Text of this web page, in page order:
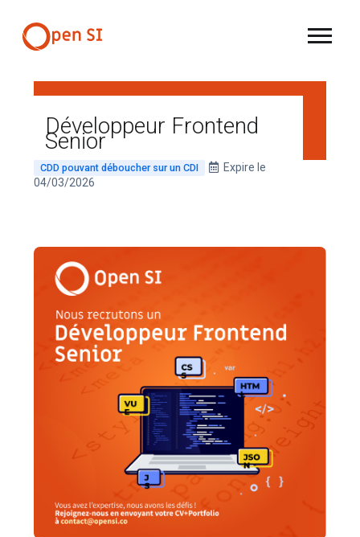
Développeur Frontend
Senior
CDD pouvant déboucher sur un CDI
Expire le
04/03/2026